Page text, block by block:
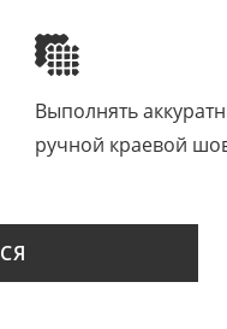
Выполнять
ручной краевой